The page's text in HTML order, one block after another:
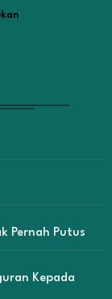
Pernah Putus
Kepada